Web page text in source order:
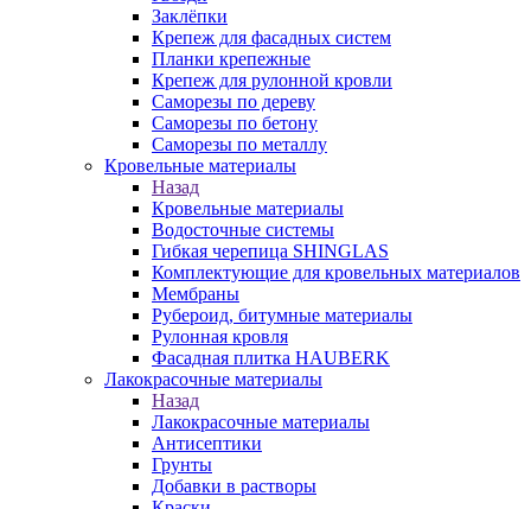
Заклёпки
Крепеж для фасадных систем
Планки крепежные
Крепеж для рулонной кровли
Саморезы по дереву
Саморезы по бетону
Саморезы по металлу
Кровельные материалы
Назад
Кровельные материалы
Водосточные системы
Гибкая черепица SHINGLAS
Комплектующие для кровельных материалов
Мембраны
Рубероид, битумные материалы
Рулонная кровля
Фасадная плитка HAUBERK
Лакокрасочные материалы
Назад
Лакокрасочные материалы
Антисептики
Грунты
Добавки в растворы